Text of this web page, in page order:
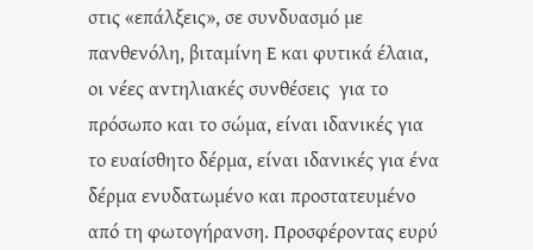
στις «επάλξεις», σε συνδυασμό με
πανθενόλη, βιταμίνη Ε και φυτικά έλαια,
οι νέες αντηλιακές συνθέσεις για το
πρόσωπο και το σώμα, είναι ιδανικές για
το ευαίσθητο δέρμα, είναι ιδανικές για ένα
δέρμα ενυδατωμένο και προστατευμένο
από τη φωτογήρανση. Προσφέροντας ευρύ